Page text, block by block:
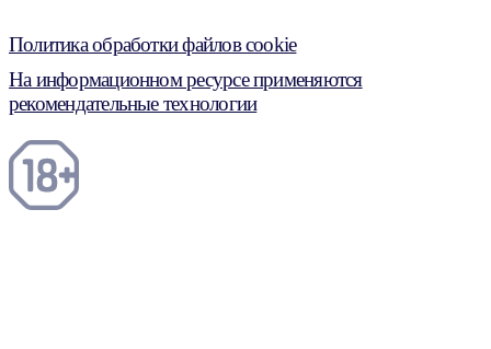
Политика обработки файлов cookie
На информационном ресурсе применяются
рекомендательные технологии